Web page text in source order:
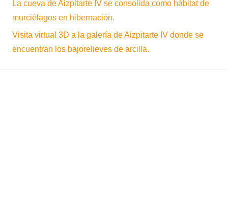
La cueva de Aizpitarte IV se consolida como hábitat de
murciélagos en hibernación.
Visita virtual 3D a la galería de Aizpitarte IV donde se
encuentran los bajorelieves de arcilla.